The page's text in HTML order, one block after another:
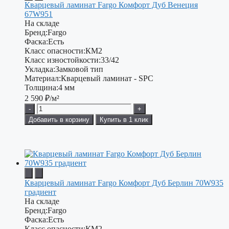
Кварцевый ламинат Fargo Комфорт Дуб Венеция
67W951
На складе
Бренд:Fargo
Фаска:Есть
Класс опасности:КМ2
Класс изностойкости:33/42
Укладка:Замковой тип
Материал:Кварцевый ламинат - SPC
Толщина:4 мм
2 590 ₽/м²
-
+
Добавить в корзину
Купить в 1 клик
Кварцевый ламинат Fargo Комфорт Дуб Берлин 70W935
градиент
На складе
Бренд:Fargo
Фаска:Есть